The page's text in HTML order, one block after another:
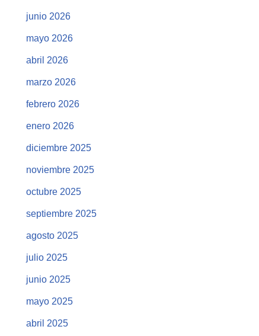
junio 2026
mayo 2026
abril 2026
marzo 2026
febrero 2026
enero 2026
diciembre 2025
noviembre 2025
octubre 2025
septiembre 2025
agosto 2025
julio 2025
junio 2025
mayo 2025
abril 2025